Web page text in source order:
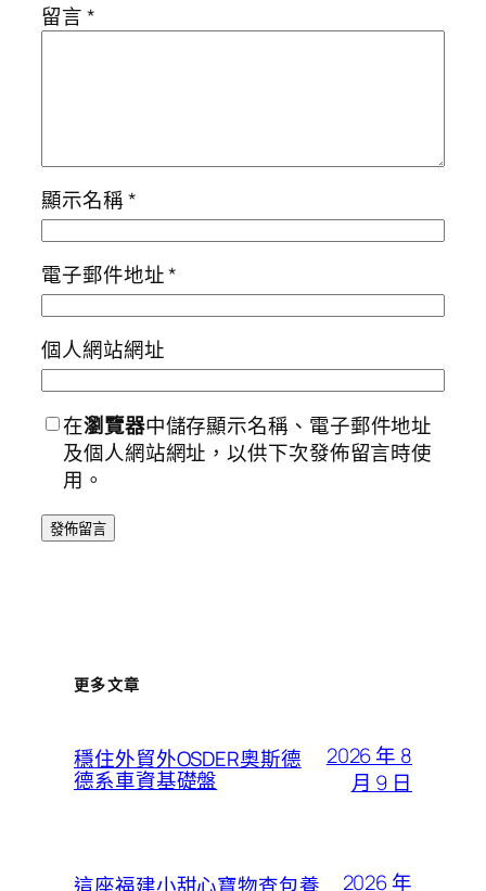
留言*
顯示名稱*
電子郵件地址*
個人網站網址
在瀏覽器中儲存顯示名稱、電子郵件地址
及個人網站網址，以供下次發佈留言時使
用。
更多文章
穩住外貿外OSDER奧斯德
德系車資基礎盤
2026 年 8
月 9 日
這座福建小甜心寶物查包養
2026 年